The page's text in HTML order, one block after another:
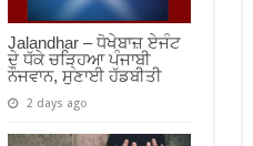
Jalandhar – ਧੋਖੇਬਾਜ਼ ਏਜੰਟ
ਦੇ ਧੱਕੇ ਚੜ੍ਹਿਆ ਪੰਜਾਬੀ
ਨੌਜਵਾਨ, ਸੁਣਾਈ ਹੱਡਬੀਤੀ
2 days ago